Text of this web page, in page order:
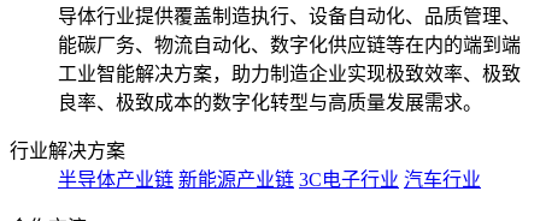
导体行业提供覆盖制造执行、设备自动化、品质管理、
能碳厂务、物流自动化、数字化供应链等在内的端到端
工业智能解决方案，助力制造企业实现极致效率、极致
良率、极致成本的数字化转型与高质量发展需求。
行业解决方案
半导体产业链 新能源产业链 3C电子行业 汽车行业